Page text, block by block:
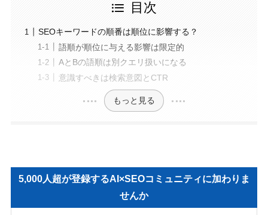
目次
SEOキーワードの順番は順位に影響する？
語順が順位に与える影響は限定的
AとBの語順は別クエリ扱いになる
意識すべきは検索意図とCTR
もっと見る
5,000人超が登録するAI×SEOコミュニティに加わりま
せんか